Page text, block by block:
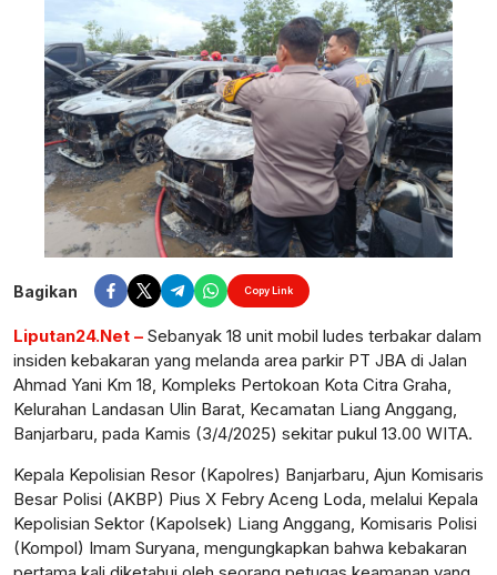
Bagikan Copy Link
Liputan24.Net – Sebanyak 18 unit mobil ludes terbakar dalam
insiden kebakaran yang melanda area parkir PT JBA di Jalan
Ahmad Yani Km 18, Kompleks Pertokoan Kota Citra Graha,
Kelurahan Landasan Ulin Barat, Kecamatan Liang Anggang,
Banjarbaru, pada Kamis (3/4/2025) sekitar pukul 13.00 WITA.
Kepala Kepolisian Resor (Kapolres) Banjarbaru, Ajun Komisaris
Besar Polisi (AKBP) Pius X Febry Aceng Loda, melalui Kepala
Kepolisian Sektor (Kapolsek) Liang Anggang, Komisaris Polisi
(Kompol) Imam Suryana, mengungkapkan bahwa kebakaran